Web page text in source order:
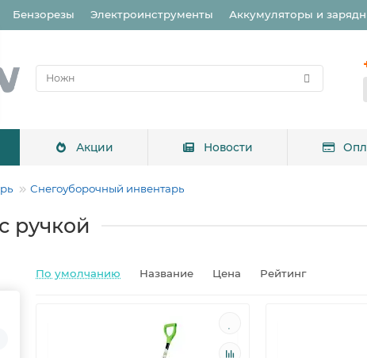
Бензорезы Электроинструменты Аккумуляторы и
Акции Новости
Снегоуборочный инвентарь
ручкой
По умолчанию Название Цена Рейтинг